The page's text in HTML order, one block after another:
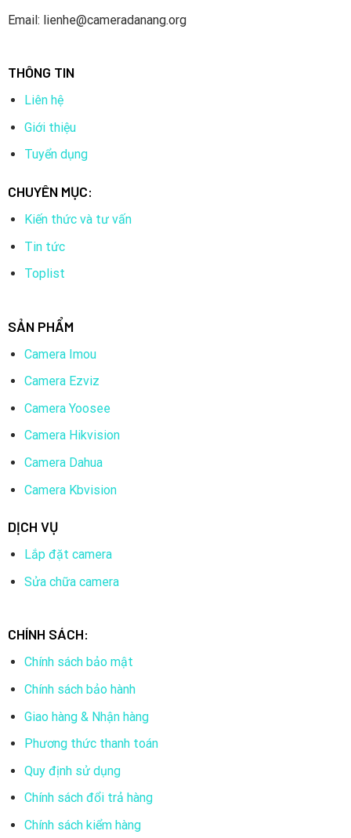
Email: lienhe@cameradanang.org
THÔNG TIN
Liên hệ
Giới thiệu
Tuyển dụng
CHUYÊN MỤC:
Kiến thức và tư vấn
Tin tức
Toplist
SẢN PHẨM
Camera Imou
Camera Ezviz
Camera Yoosee
Camera Hikvision
Camera Dahua
Camera Kbvision
DỊCH VỤ
Lắp đặt camera
Sửa chữa camera
CHÍNH SÁCH:
Chính sách bảo mật
Chính sách bảo hành
Giao hàng & Nhận hàng
Phương thức thanh toán
Quy định sử dụng
Chính sách đổi trả hàng
Chính sách kiểm hàng